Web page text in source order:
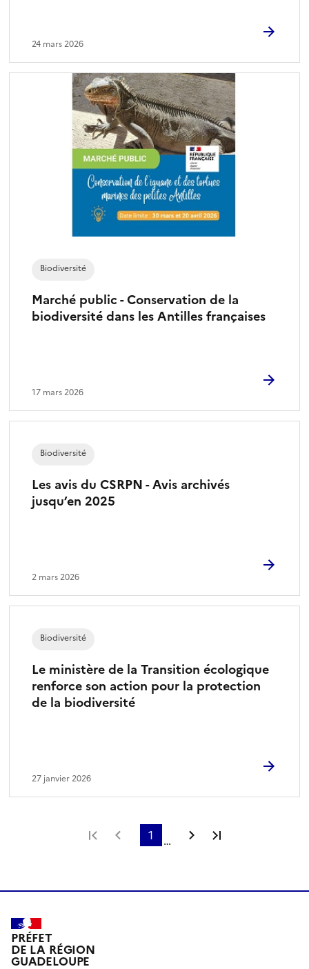
24 mars 2026
Marché public - Conservation de la
biodiversité dans les Antilles françaises
Biodiversité
17 mars 2026
Les avis du CSRPN - Avis archivés
jusqu’en 2025
Biodiversité
2 mars 2026
Le ministère de la Transition écologique
renforce son action pour la protection
de la biodiversité
Biodiversité
27 janvier 2026
Première page
Page précédente
1 … Page suivante
PRÉFET
DE LA RÉGION
GUADELOUPE